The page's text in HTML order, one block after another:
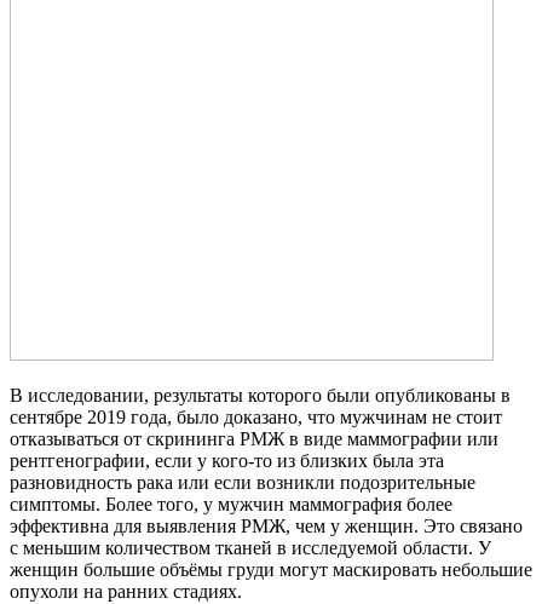
В исследовании, результаты которого были опубликованы в
сентябре 2019 года, было доказано, что мужчинам не стоит
отказываться от скрининга РМЖ в виде маммографии или
рентгенографии, если у кого-то из близких была эта
разновидность рака или если возникли подозрительные
симптомы. Более того, у мужчин маммография более
эффективна для выявления РМЖ, чем у женщин. Это связано
с меньшим количеством тканей в исследуемой области. У
женщин большие объёмы груди могут маскировать небольшие
опухоли на ранних стадиях.